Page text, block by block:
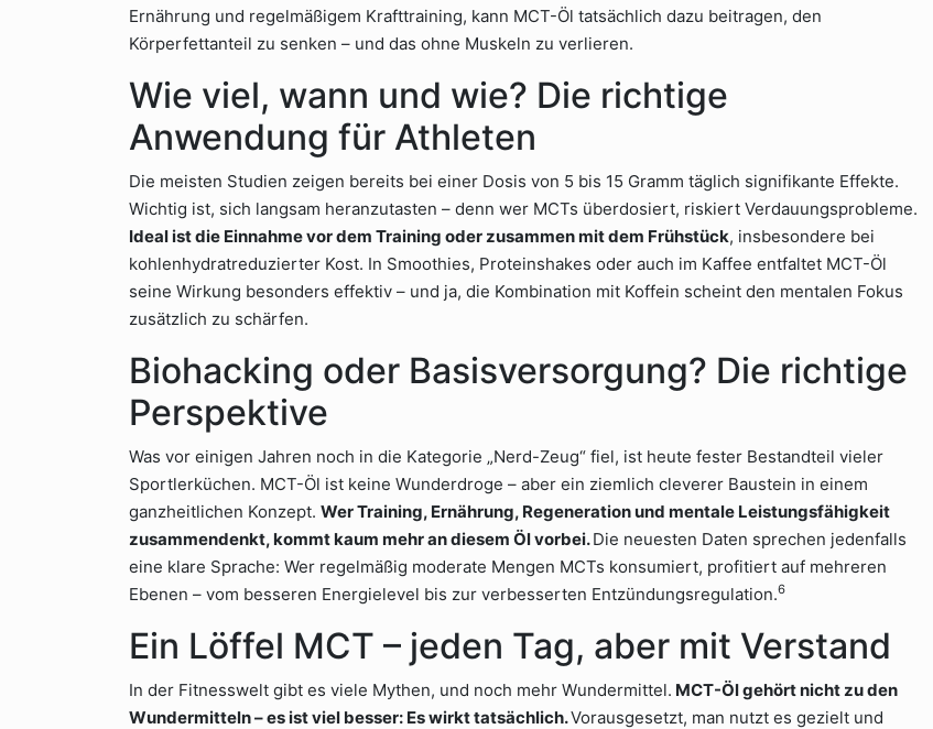
Ernährung und regelmäßigem Krafttraining, kann MCT-Öl tatsächlich dazu beitragen, den
Körperfettanteil zu senken – und das ohne Muskeln zu verlieren.
Wie viel, wann und wie? Die richtige
Anwendung für Athleten
Die meisten Studien zeigen bereits bei einer Dosis von 5 bis 15 Gramm täglich signifikante Effekte.
Wichtig ist, sich langsam heranzutasten – denn wer MCTs überdosiert, riskiert Verdauungsprobleme.
Ideal ist die Einnahme vor dem Training oder zusammen mit dem Frühstück, insbesondere bei
kohlenhydratreduzierter Kost. In Smoothies, Proteinshakes oder auch im Kaffee entfaltet MCT-Öl
seine Wirkung besonders effektiv – und ja, die Kombination mit Koffein scheint den mentalen Fokus
zusätzlich zu schärfen.
Biohacking oder Basisversorgung? Die richtige
Perspektive
Was vor einigen Jahren noch in die Kategorie „Nerd-Zeug“ fiel, ist heute fester Bestandteil vieler
Sportlerküchen. MCT-Öl ist keine Wunderdroge – aber ein ziemlich cleverer Baustein in einem
ganzheitlichen Konzept. Wer Training, Ernährung, Regeneration und mentale Leistungsfähigkeit
zusammendenkt, kommt kaum mehr an diesem Öl vorbei.Die neuesten Daten sprechen jedenfalls
eine klare Sprache: Wer regelmäßig moderate Mengen MCTs konsumiert, profitiert auf mehreren
Ebenen – vom besseren Energielevel bis zur verbesserten Entzündungsregulation.6
Ein Löffel MCT – jeden Tag, aber mit Verstand
In der Fitnesswelt gibt es viele Mythen, und noch mehr Wundermittel. MCT-Öl gehört nicht zu den
Wundermitteln – es ist viel besser: Es wirkt tatsächlich.Vorausgesetzt, man nutzt es gezielt und